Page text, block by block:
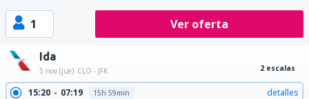
1 Ver oferta
Ida
5 nov (jue) CLO - JFK 2 escalas
15:20 07:19 15h 59min detalles